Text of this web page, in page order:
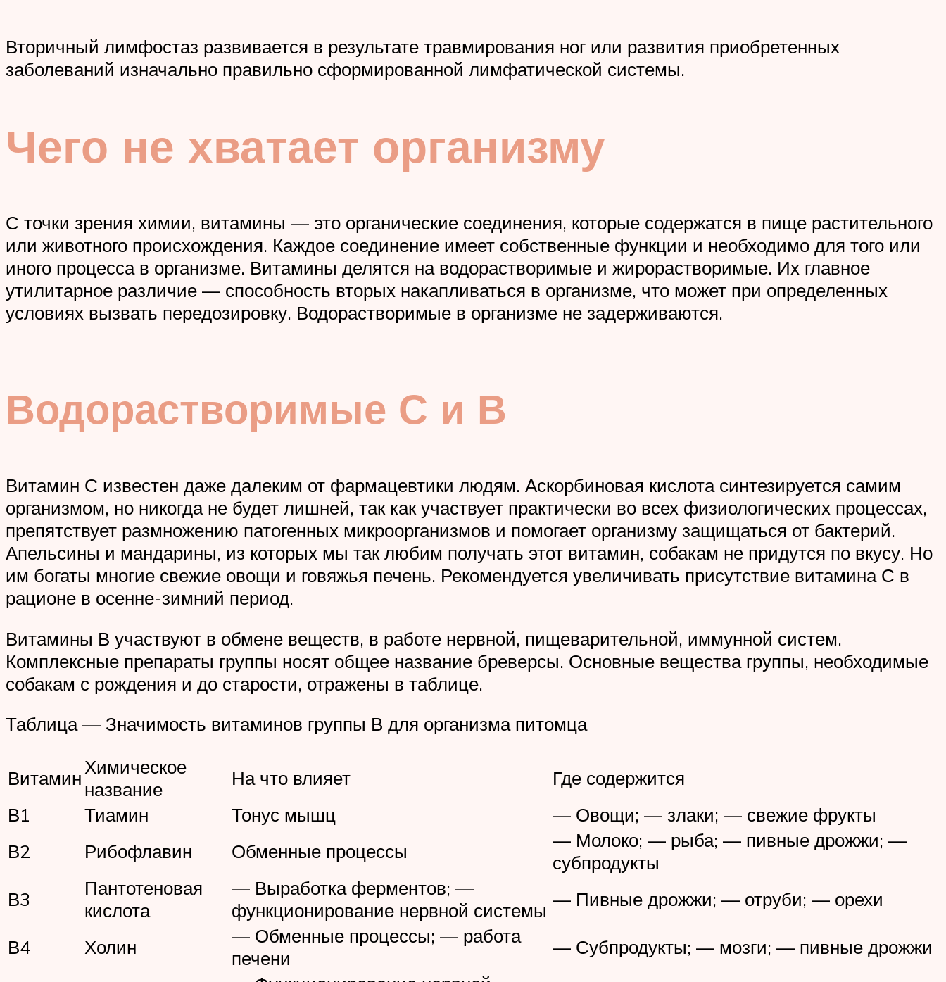
Вторичный лимфостаз развивается в результате травмирования ног или развития приобретенных
заболеваний изначально правильно сформированной лимфатической системы.
Чего не хватает организму
С точки зрения химии, витамины — это органические соединения, которые содержатся в пище растительного
или животного происхождения. Каждое соединение имеет собственные функции и необходимо для того или
иного процесса в организме. Витамины делятся на водорастворимые и жирорастворимые. Их главное
утилитарное различие — способность вторых накапливаться в организме, что может при определенных
условиях вызвать передозировку. Водорастворимые в организме не задерживаются.
Водорастворимые С и В
Витамин С известен даже далеким от фармацевтики людям. Аскорбиновая кислота синтезируется самим
организмом, но никогда не будет лишней, так как участвует практически во всех физиологических процессах,
препятствует размножению патогенных микроорганизмов и помогает организму защищаться от бактерий.
Апельсины и мандарины, из которых мы так любим получать этот витамин, собакам не придутся по вкусу. Но
им богаты многие свежие овощи и говяжья печень. Рекомендуется увеличивать присутствие витамина С в
рационе в осенне-зимний период.
Витамины В участвуют в обмене веществ, в работе нервной, пищеварительной, иммунной систем.
Комплексные препараты группы носят общее название бреверсы. Основные вещества группы, необходимые
собакам с рождения и до старости, отражены в таблице.
Таблица — Значимость витаминов группы В для организма питомца
ВитаминХимическое
название
На что влияет
Где содержится
В1
Тиамин Тонус мышц
— Овощи; — злаки; — свежие фрукты
В2
Рибофлавин Обменные процессы
— Молоко; — рыба; — пивные дрожжи; —
субпродукты
В3
Пантотеновая
кислота
— Выработка ферментов; —
функционирование нервной системы — Пивные дрожжи; — отруби; — орехи
В4 Холин
— Обменные процессы; — работа
печени
— Субпродукты; — мозги; — пивные дрожжи